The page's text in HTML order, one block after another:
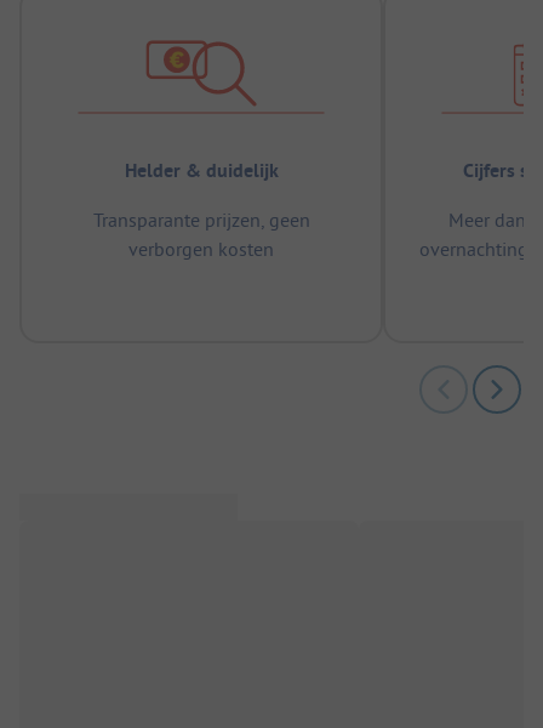
Helder & duidelijk
Transparante prijzen, geen
verborgen kosten
Cijfers
Meer dan